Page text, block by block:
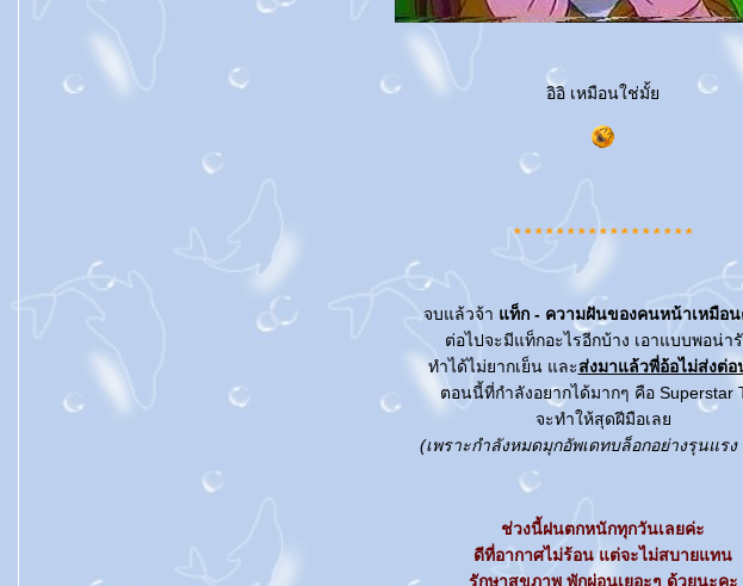
อิอิ เหมือนใช่มั้
* * * * * * * * * * * * * * * * *
จบแล้วจ้า ท็ก - ความฝันของคนหน้าเหมือ
ต่อไปจะมีแท็กอะไรอีกบ้าง เอาแบบพอน่า
ทำได้ไม่ยากเย็น และส่งมาแล้วพี่อ้อไม่ส่งต่อ
ตอนนี้ที่กำลังอยากได้มากๆ คือ Superstar
จะทำให้สุดฝีมือเล
(เพราะกำลังหมดมุกอัพเดทบล็อกอย่างรุนแรง
ช่วงนี้ฝนตกหนักทุกวันเลยค่ะ
ดีที่อากาศไม่ร้อน แต่จะไม่สบายแทน
รักษาสุขภาพ พักผ่อนเยอะๆ ด้วยนะคะ